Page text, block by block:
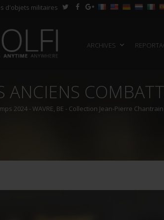
d'objets militaires
ARCHIVES
ANCIENS
2024 - WAVRE, BE - Collection Jean-Pierre Chantrain